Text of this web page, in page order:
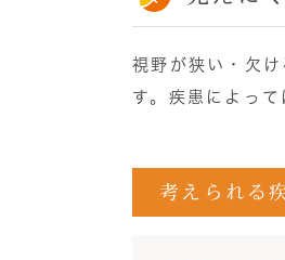
視野が狭い・欠
す。疾患によっ
考えられる